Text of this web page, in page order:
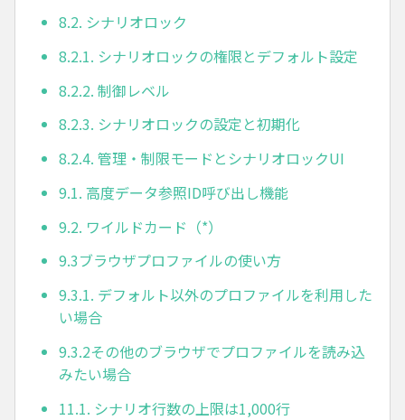
8.2. シナリオロック
8.2.1. シナリオロックの権限とデフォルト設定
8.2.2. 制御レベル
8.2.3. シナリオロックの設定と初期化
8.2.4. 管理・制限モードとシナリオロックUI
9.1. 高度データ参照ID呼び出し機能
9.2. ワイルドカード（*）
9.3ブラウザプロファイルの使い方
9.3.1. デフォルト以外のプロファイルを利用した
い場合
9.3.2その他のブラウザでプロファイルを読み込
みたい場合
11.1. シナリオ行数の上限は1,000行